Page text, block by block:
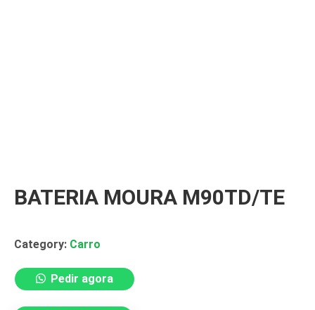
BATERIA MOURA M90TD/TE
Category: Carro
Pedir agora